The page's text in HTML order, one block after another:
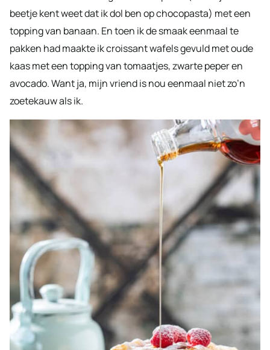
beetje kent weet dat ik dol ben op chocopasta) met een
topping van banaan. En toen ik de smaak eenmaal te
pakken had maakte ik croissant wafels gevuld met oude
kaas met een topping van tomaatjes, zwarte peper en
avocado. Want ja, mijn vriend is nou eenmaal niet zo’n
zoetekauw als ik.